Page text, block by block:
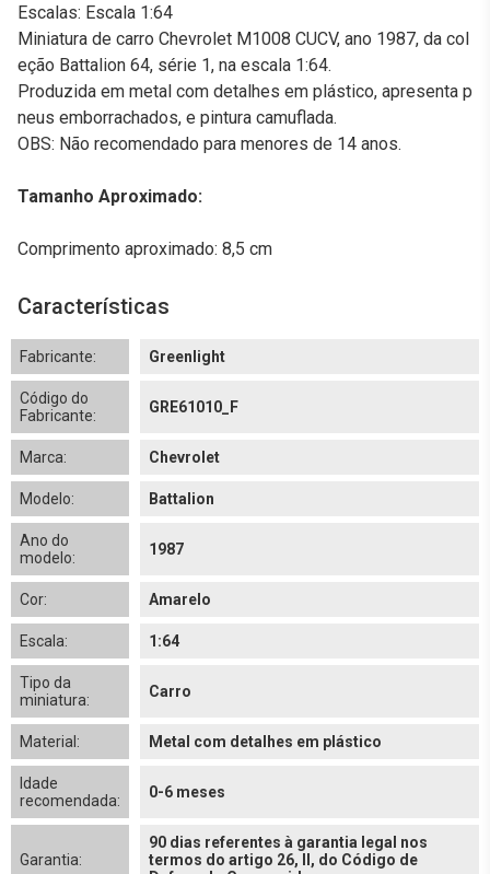
Escalas: Escala 1:64
Miniatura de carro Chevrolet M1008 CUCV, ano 1987, da col
eção Battalion 64, série 1, na escala 1:64.
Produzida em metal com detalhes em plástico, apresenta p
neus emborrachados, e pintura camuflada.
OBS: Não recomendado para menores de 14 anos.
Tamanho Aproximado:
Comprimento aproximado: 8,5 cm
Características
Fabricante: Greenlight
Código do
Fabricante:
GRE61010_F
Marca: Chevrolet
Modelo: Battalion
Ano do
modelo:
1987
Cor: Amarelo
Escala: 1:64
Tipo da
miniatura:
Carro
Material: Metal com detalhes em plástico
Idade
recomendada:
0-6 meses
Garantia:
90 dias referentes à garantia legal nos
termos do artigo 26, II, do Código de